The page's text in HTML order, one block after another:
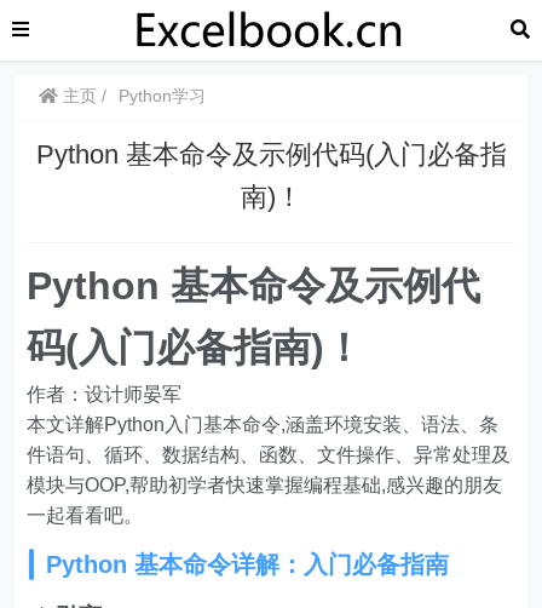
主页 Python学习
Python 基本命令及示例代码(入门必备指
南)！
Python 基本命令及示例代
码(入门必备指南)！
作者：设计师晏军
本文详解Python入门基本命令,涵盖环境安装、语法、条
件语句、循环、数据结构、函数、文件操作、异常处理及
模块与OOP,帮助初学者快速掌握编程基础,感兴趣的朋友
一起看看吧。
Python 基本命令详解：入门必备指南